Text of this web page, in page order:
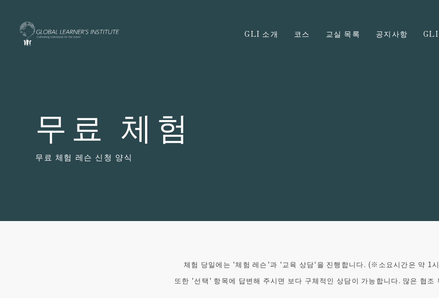
GLI 소개 코스 교실 목록 공지사항 GLI
무료 체험
무료 체험 레슨 신청 양식
체험 당일에는 '체험 레슨'과 '교육 상담'을 진행합니다. (※소요시간은 약 1
또한 '선택' 항목에 답변해 주시면 보다 구체적인 상담이 가능합니다. 많은 협조